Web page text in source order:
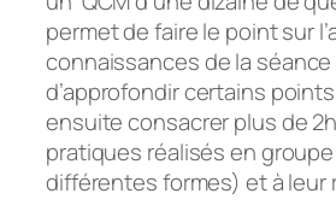
permet de faire le point sur
connaissances de la
d’approfondir certains
ensuite consacrer plus de
pratiques réalisés en
différentes formes) et à leur